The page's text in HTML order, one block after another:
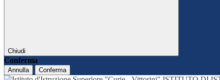
Chiudi
Conferma
Annulla Conferma